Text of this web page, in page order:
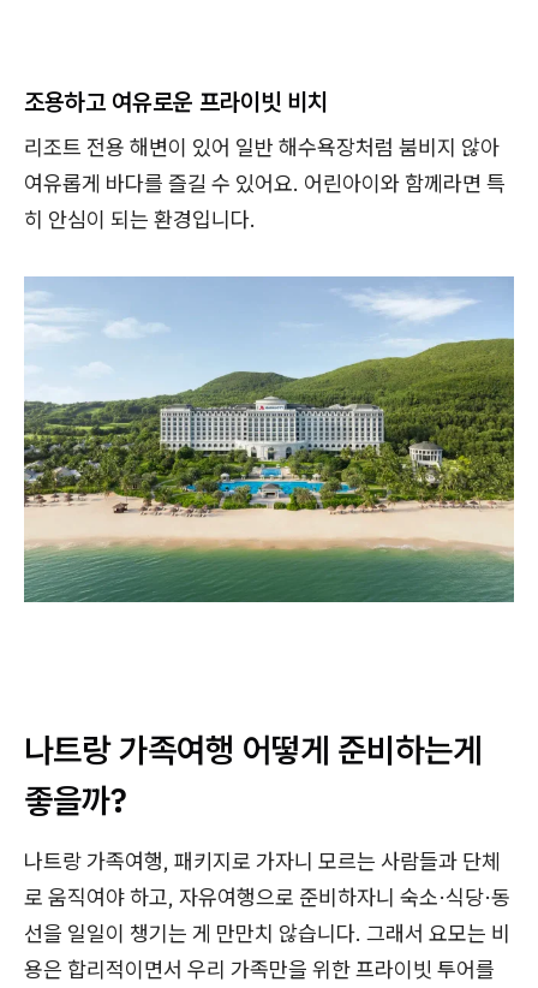
조용하고 여유로운 프라이빗 비치
리조트 전용 해변이 있어 일반 해수욕장처럼 붐비지 않아
여유롭게 바다를 즐길 수 있어요. 어린아이와 함께라면 특
히 안심이 되는 환경입니다.
나트랑 가족여행 어떻게 준비하는게
좋을까?
나트랑 가족여행, 패키지로 가자니 모르는 사람들과 단체
로 움직여야 하고, 자유여행으로 준비하자니 숙소·식당·동
선을 일일이 챙기는 게 만만치 않습니다. 그래서 요모는 비
용은 합리적이면서 우리 가족만을 위한 프라이빗 투어를